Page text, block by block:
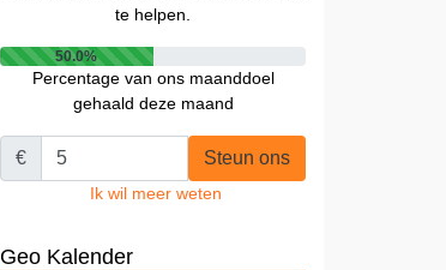
te helpen.
50.0%
Percentage van ons maanddoel
gehaald deze maand
€ Steun ons
Ik wil meer weten
Geo Kalender